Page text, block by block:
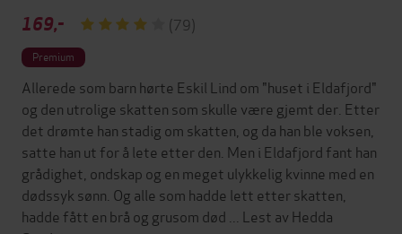
169,- (79)
Premium
Allerede som barn hørte Eskil Lind om "huset i Eldafjord"
og den utrolige skatten som skulle være gjemt der. Etter
det drømte han stadig om skatten, og da han ble voksen,
satte han ut for å lete etter den. Men i Eldafjord fant han
grådighet, ondskap og en meget ulykkelig kvinne med en
dødssyk sønn. Og alle som hadde lett etter skatten,
hadde fått en brå og grusom død ... Lest av Hedda